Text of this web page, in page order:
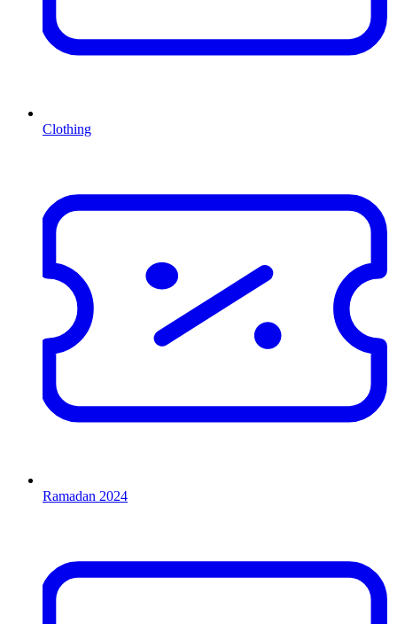
Clothing
Ramadan 2024